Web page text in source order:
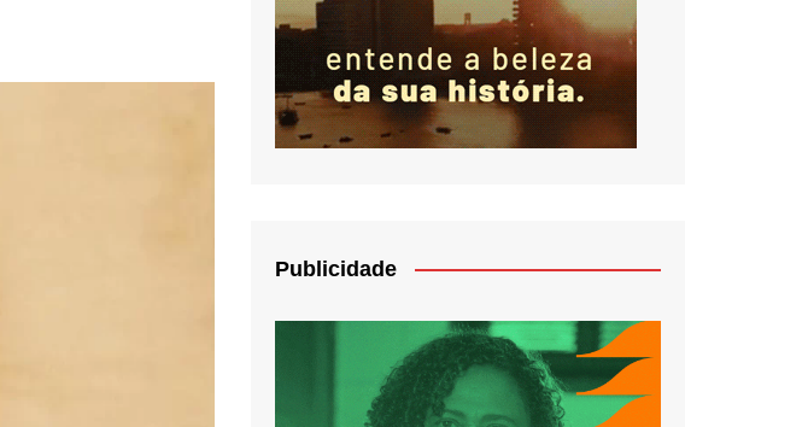
Publicidade